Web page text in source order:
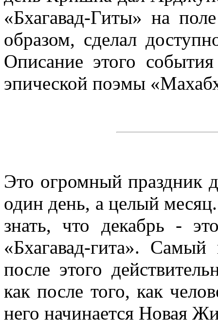
«Бхагавад-Гиты» на
образом, сделал
Описание этого
эпической поэмы
Это огромный праздник
один день, а целый
знать, что декабрь -
«Бхагавад-гита». Самый
после этого
как после того, как
него начинается Новая